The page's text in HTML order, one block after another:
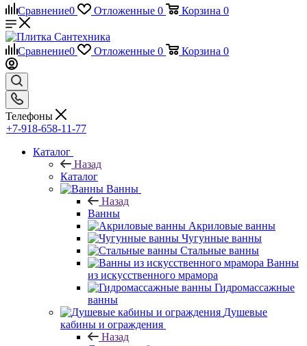
Сравнение0 Отложенные 0 Корзина 0
Сравнение0 Отложенные 0 Корзина 0
Телефоны
+7-918-658-11-77
Каталог
Назад
Каталог
Ванны
Назад
Ванны
Акриловые ванны
Чугунные ванны
Стальные ванны
Ванны
из искусственного мрамора
Гидромассажные
ванны
Душевые
кабины и ограждения
Назад